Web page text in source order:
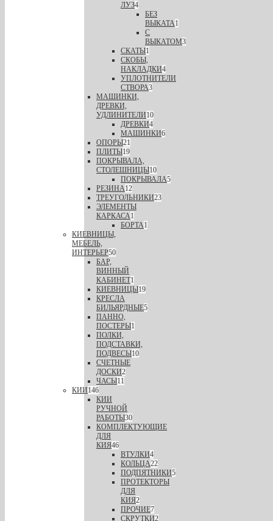
ЛУЗ4
БЕЗ
ВЫКАТА1
С
ВЫКАТОМ3
СКАТЫ1
СКОБЫ,
НАКЛАДКИ4
УПЛОТНИТЕЛИ
СТВОРА3
МАШИНКИ,
ДРЕВКИ,
УДЛИНИТЕЛИ10
ДРЕВКИ4
МАШИНКИ6
ОПОРЫ21
ПЛИТЫ19
ПОКРЫВАЛА,
СТОЛЕШНИЦЫ10
ПОКРЫВАЛА5
РЕЗИНА12
ТРЕУГОЛЬНИКИ23
ЭЛЕМЕНТЫ
КАРКАСА1
БОРТА1
КИЕВНИЦЫ,
МЕБЕЛЬ,
ИНТЕРЬЕР50
БАР,
ВИННЫЙ
КАБИНЕТ1
КИЕВНИЦЫ19
КРЕСЛА
БИЛЬЯРДНЫЕ5
ПАННО,
ПОСТЕРЫ1
ПОЛКИ,
ПОДСТАВКИ,
ПОДВЕСЫ10
СЧЕТНЫЕ
ДОСКИ2
ЧАСЫ11
КИИ146
КИИ
РУЧНОЙ
РАБОТЫ30
КОМПЛЕКТУЮЩИЕ
ДЛЯ
КИЯ46
ВТУЛКИ4
КОЛЬЦА22
ПОДПЯТНИКИ5
ПРОТЕКТОРЫ
ДЛЯ
КИЯ2
ПРОЧИЕ7
СКРУТКИ2